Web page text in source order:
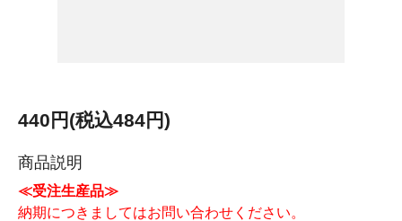
440円(税込484円)
商品説明
≪受注生産品≫
納期につきましてはお問い合わせください。